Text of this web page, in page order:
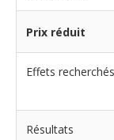
Prix réduit
Effets recherchés
Résultats